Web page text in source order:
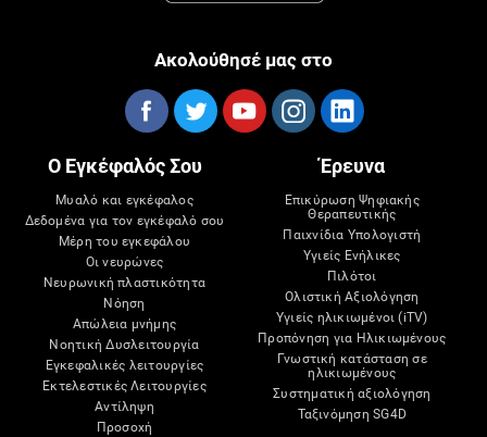
Ακολούθησέ μας στο
Ο Εγκέφαλός Σου
Μυαλό και εγκέφαλος
Δεδομένα για τον εγκέφαλό σου
Μέρη του εγκεφάλου
Οι νευρώνες
Νευρωνική πλαστικότητα
Νόηση
Απώλεια μνήμης
Νοητική Δυσλειτουργία
Εγκεφαλικές λειτουργίες
Εκτελεστικές Λειτουργίες
Αντίληψη
Προσοχή
Έρευνα
Επικύρωση Ψηφιακής
Θεραπευτικής
Παιχνίδια Υπολογιστή
Υγιείς Ενήλικες
Πιλότοι
Ολιστική Αξιολόγηση
Υγιείς ηλικιωμένοι (iTV)
Προπόνηση για Ηλικιωμένους
Γνωστική κατάσταση σε
ηλικιωμένους
Συστηματική αξιολόγηση
Ταξινόμηση SG4D